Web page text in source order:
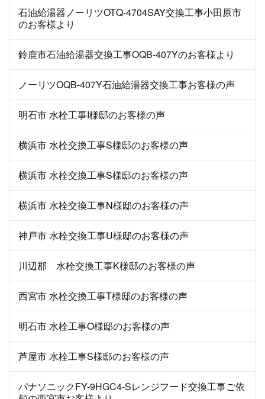
石油給湯器ノーリツOTQ-4704SAY交換工事小田原市
のお客様より
鈴鹿市石油給湯器交換工事OQB-407Yのお客様より
ノーリツOQB-407Y石油給湯器交換工事お客様の声
明石市 水栓工事I様邸のお客様の声
横浜市 水栓交換工事S様邸のお客様の声
横浜市 水栓交換工事S様邸のお客様の声
横浜市 水栓交換工事N様邸のお客様の声
神戸市 水栓交換工事U様邸のお客様の声
川辺郡 水栓交換工事K様邸のお客様の声
西宮市 水栓交換工事T様邸のお客様の声
明石市 水栓工事O様邸のお客様の声
芦屋市 水栓工事S様邸のお客様の声
パナソニックFY-9HGC4-Sレンジフード交換工事ご依